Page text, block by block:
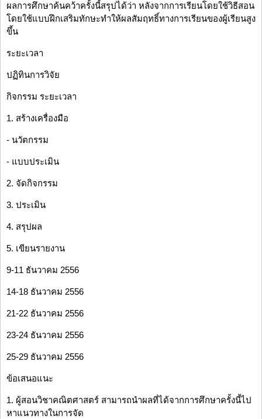
ผลการศึกษาค้นคว้าครั้งนี้สรุปได้ว่า หลังจากการเรียนโดยใช้วิธีสอน
โดยใช้แบบฝึกเสริมทักษะทำให้ผลสัมฤทธิ์ทางการเรียนของผู้เรียนสูง
ขึ้น
ระยะเวลา
ปฏิทินการวิจัย
กิจกรรม ระยะเวลา
1. สร้างเครื่องมือ
- นวัตกรรม
- แบบประเมิน
2. จัดกิจกรรม
3. ประเมิน
4. สรุปผล
5. เขียนรายงาน
9-11 ธันวาคม 2556
14-18 ธันวาคม 2556
21-22 ธันวาคม 2556
23-24 ธันวาคม 2556
25-29 ธันวาคม 2556
ข้อเสนอแนะ
1. ผู้สอนวิชาคณิตศาสตร์ สามารถนำผลที่ได้จากการศึกษาครั้งนี้ไป
หาแนวทางในการจัด